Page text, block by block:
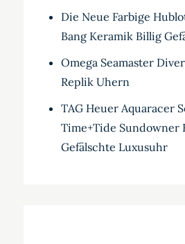
Die Neue Farbige
Bang Keramik Billig
Omega Seamaster
Replik Uhern
TAG Heuer Aquaracer
Time+Tide Sundowner
Gefälschte Luxusuhr